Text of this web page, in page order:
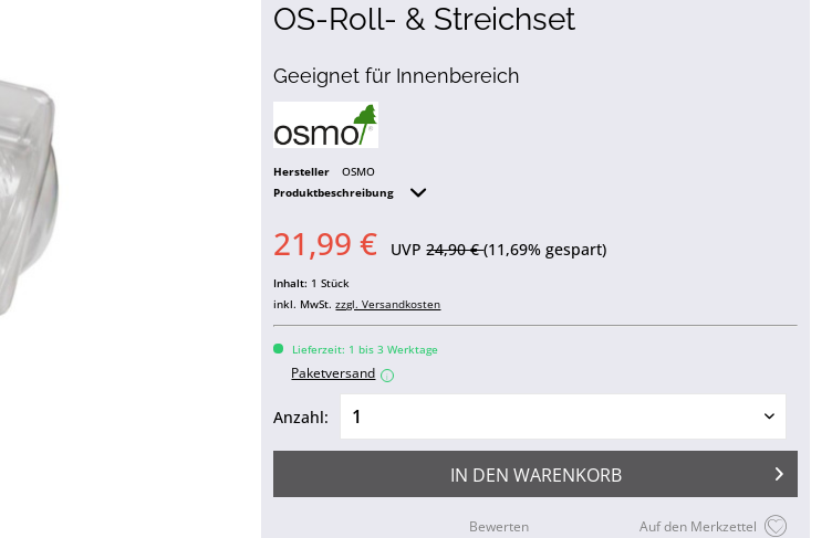
OS-Roll- & Streichset
Geeignet für Innenbereich
Hersteller
OSMO
Produktbeschreibung
21,99 € UVP24,90 €(11,69% gespart)
Inhalt: 1 Stück
inkl. MwSt.zzgl. Versandkosten
Lieferzeit: 1 bis 3 Werktage
Paketversand i
Anzahl:
IN DEN WARENKORB
Auf den Merkzettel
Bewerten